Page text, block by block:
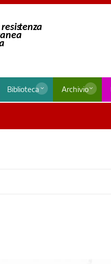
Biblioteca Archivio